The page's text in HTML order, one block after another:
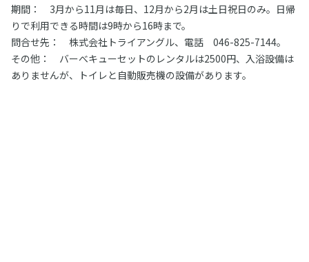
期間： 3月から11月は毎日、12月から2月は土日祝日のみ。日帰
りで利用できる時間は9時から16時まで。
問合せ先： 株式会社トライアングル、電話 046-825-7144。
その他： バーべキューセットのレンタルは2500円、入浴設備は
ありませんが、トイレと自動販売機の設備があります。